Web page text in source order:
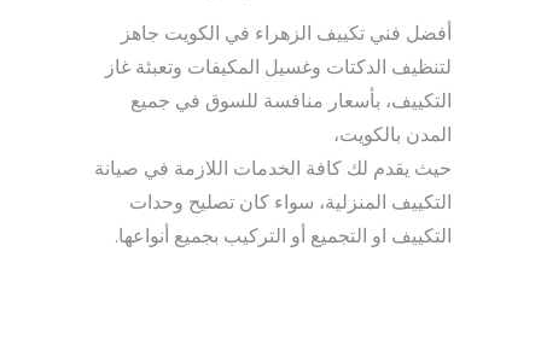
أفضل فني تكييف الزهراء في الكويت جاهز
لتنظيف الدكتات وغسيل المكيفات وتعبئة غاز
التكييف، بأسعار منافسة للسوق في جميع
المدن بالكويت،
حيث يقدم لك كافة الخدمات اللازمة في صيانة
التكييف المنزلية، سواء كان تصليح وحدات
التكييف او التجميع أو التركيب بجميع أنواعها.